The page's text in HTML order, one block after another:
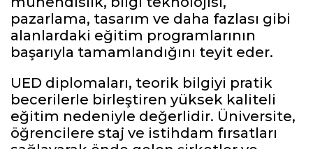
pazarlama, tasarım ve daha fazlası gibi
alanlardaki eğitim programlarının
başarıyla tamamlandığını teyit eder.
UED diplomaları, teorik bilgiyi pratik
becerilerle birleştiren yüksek kaliteli
eğitim nedeniyle değerlidir. Üniversite,
öğrencilere staj ve istihdam fırsatları